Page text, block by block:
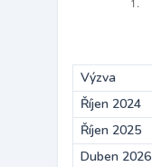
Výzva
Říjen 2024
Říjen 2025
Duben 2026